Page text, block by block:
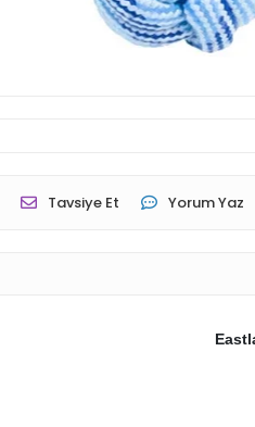
Tavsiye Et Yorum Yaz